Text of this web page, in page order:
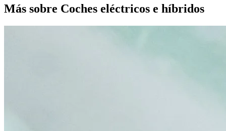
Más sobre Coches eléctricos e híbridos